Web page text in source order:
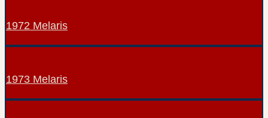
1972 Melaris
1973 Melaris